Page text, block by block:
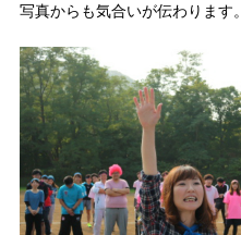
写真からも気合いが伝わります。